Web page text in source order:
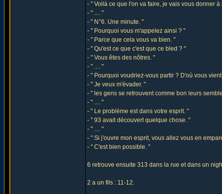
- " Voilà ce que l'on va faire, je vais vous donner
- " .... "
- " N°6. Une minute. "
- " Pourquoi vous m'appelez ainsi ? "
- " Parce que cela vous va bien. "
- " Qu'est ce que c'est que ce bled ? "
- " Vous êtes des nôtres. "
- " .... "
- " Pourquoi voudriez-vous partir ? D'où vous
- " Je veux m'évader. "
- " les gens se retrouvent comme bon leurs
- " .... "
- " Le problème est dans votre esprit. "
- " 93 avait découvert quelque chose. "
- " .... "
- " Si j'ouvre mon esprit, vous allez vous en
- " C'est bien possible. "
6 retrouve ensuite 313 dans la rue et dans un
2 a un fils : 11-12.